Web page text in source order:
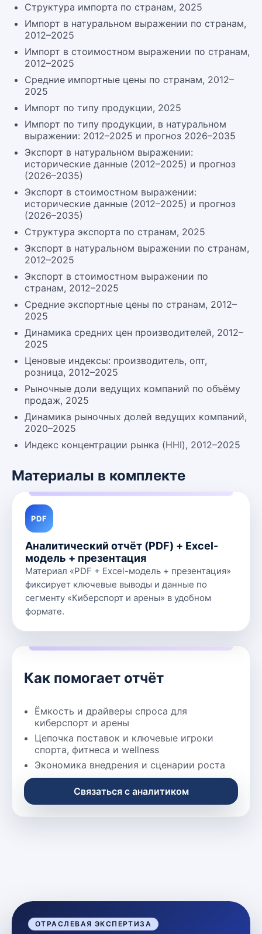
Как помогает отчёт
Ёмкость и драйверы спроса для
киберспорт и арены
Цепочка поставок и ключевые игроки
спорта, фитнеса и wellness
Экономика внедрения и сценарии роста
Связаться с аналитиком
Структура импорта по странам, 2025
Импорт в натуральном выражении по странам,
2012–2025
Импорт в стоимостном выражении по странам,
2012–2025
Средние импортные цены по странам, 2012–
2025
Импорт по типу продукции, 2025
Импорт по типу продукции, в натуральном
выражении: 2012–2025 и прогноз 2026–2035
Экспорт в натуральном выражении:
исторические данные (2012–2025) и прогноз
(2026–2035)
Экспорт в стоимостном выражении:
исторические данные (2012–2025) и прогноз
(2026–2035)
Структура экспорта по странам, 2025
Экспорт в натуральном выражении по странам,
2012–2025
Экспорт в стоимостном выражении по
странам, 2012–2025
Средние экспортные цены по странам, 2012–
2025
Динамика средних цен производителей, 2012–
2025
Ценовые индексы: производитель, опт,
розница, 2012–2025
Рыночные доли ведущих компаний по объёму
продаж, 2025
Динамика рыночных долей ведущих компаний,
2020–2025
Индекс концентрации рынка (HHI), 2012–2025
Материалы в комплекте
PDF
Аналитический отчёт (PDF) + Excel-
модель + презентация
Материал «PDF + Excel-модель + презентация»
фиксирует ключевые выводы и данные по
сегменту «Киберспорт и арены» в удобном
формате.
ОТРАСЛЕВАЯ ЭКСПЕРТИЗА